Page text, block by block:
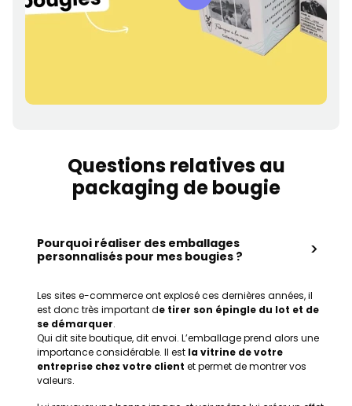
Questions relatives au
packaging de bougie
Pourquoi réaliser des emballages
personnalisés pour mes bougies ?
>
Les sites e-commerce ont explosé ces dernières années, il
est donc très important de tirer son épingle du lot et de
se démarquer.
Qui dit site boutique, dit envoi. L’emballage prend alors une
importance considérable. Il est la vitrine de votre
entreprise chez votre client et permet de montrer vos
valeurs.